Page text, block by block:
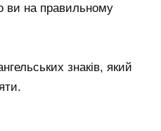
ви на правильному
знаків, який